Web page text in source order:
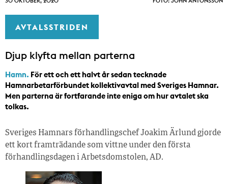
AVTALSSTRIDEN
Djup klyfta mellan parterna
Hamn. För ett och ett halvt år sedan tecknade
Hamnarbetarförbundet kollektivavtal med Sveriges Hamnar.
Men parterna är fortfarande inte eniga om hur avtalet ska
tolkas.
Sveriges Hamnars förhandlingschef Joakim Ärlund gjorde
ett kort framträdande som vittne under den första
förhandlingsdagen i Arbetsdomstolen, AD.